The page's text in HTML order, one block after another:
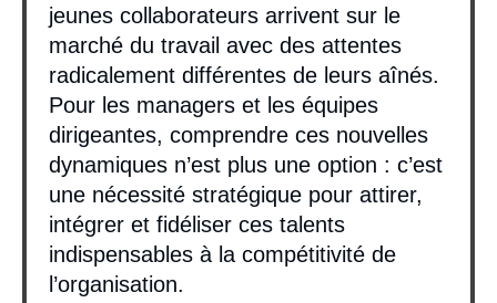
jeunes collaborateurs arrivent sur le
marché du travail avec des attentes
radicalement différentes de leurs aînés.
Pour les managers et les équipes
dirigeantes, comprendre ces nouvelles
dynamiques n’est plus une option : c’est
une nécessité stratégique pour attirer,
intégrer et fidéliser ces talents
indispensables à la compétitivité de
l’organisation.